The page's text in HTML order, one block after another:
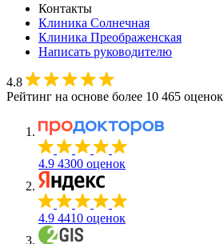
Контакты
Клиника Солнечная
Клиника Преображенская
Написать руководителю
4.8
Рейтинг на основе более 10 465 оценок
4.9 4300 оценок
4.9 4410 оценок